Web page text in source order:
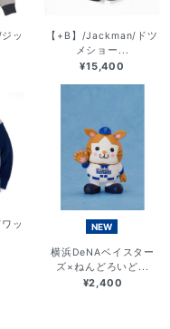
ッ
【+B】/Jackman/ドツ
メショー...
¥15,400
ッ
NEW
横浜DeNAベイスター
ズ×ねんどろいど...
¥2,400